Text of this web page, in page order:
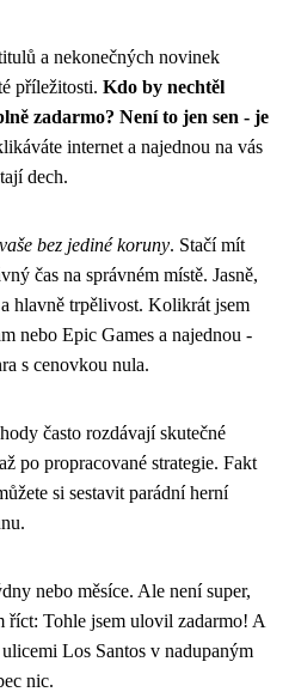
a nekonečných novinek
příležitosti. Kdo by nechtěl
zadarmo? Není to jen sen - je
internet a najednou na vás
dech.
bez jediné koruny. Stačí mít
čas na správném místě. Jasně,
hlavně trpělivost. Kolikrát jsem
nebo Epic Games a najednou -
s cenovkou nula.
často rozdávají skutečné
po propracované strategie. Fakt
si sestavit parádní herní
nebo měsíce. Ale není super,
říct: Tohle jsem ulovil zadarmo! A
Los Santos v nadupaným
nic.